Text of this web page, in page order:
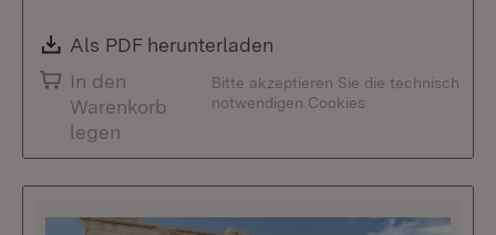
Download:
Als PDF herunterladen
In den
Warenkorb
legen
Bitte akzeptieren Sie die technisch
notwendigen Cookies